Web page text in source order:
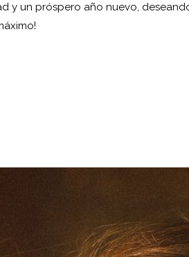
y un próspero año nuevo,